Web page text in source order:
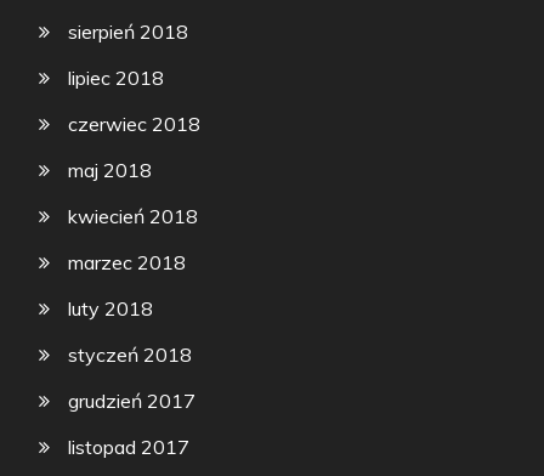
sierpień 2018
lipiec 2018
czerwiec 2018
maj 2018
kwiecień 2018
marzec 2018
luty 2018
styczeń 2018
grudzień 2017
listopad 2017